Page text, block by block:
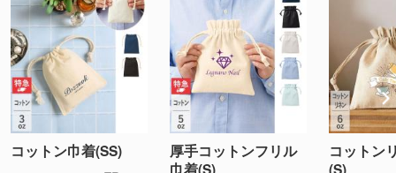
コットン巾着(SS)
厚手コットンフリル
コットン